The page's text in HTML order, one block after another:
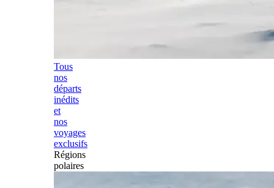
Tous
nos
départs
inédits
et
nos
voyages
exclusifs
Régions
polaires